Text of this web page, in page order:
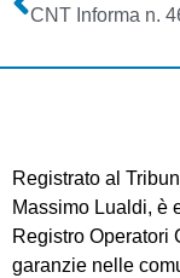
Registrato al
Massimo Lualdi, è
Registro Operatori
garanzie nelle